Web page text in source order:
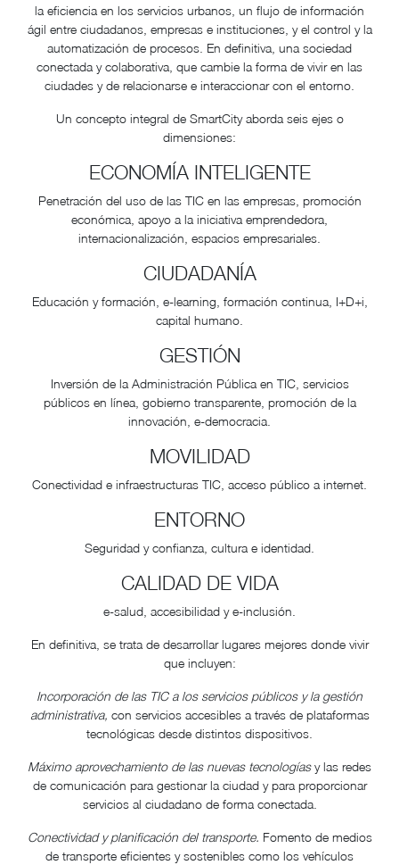
la eficiencia en los servicios urbanos, un flujo de información
ágil entre ciudadanos, empresas e instituciones, y el control y la
automatización de procesos. En definitiva, una sociedad
conectada y colaborativa, que cambie la forma de vivir en las
ciudades y de relacionarse e interaccionar con el entorno.
Un concepto integral de SmartCity aborda seis ejes o
dimensiones:
ECONOMÍA INTELIGENTE
Penetración del uso de las TIC en las empresas, promoción
económica, apoyo a la iniciativa emprendedora,
internacionalización, espacios empresariales.
CIUDADANÍA
Educación y formación, e-learning, formación continua, I+D+i,
capital humano.
GESTIÓN
Inversión de la Administración Pública en TIC, servicios
públicos en línea, gobierno transparente, promoción de la
innovación, e-democracia.
MOVILIDAD
Conectividad e infraestructuras TIC, acceso público a internet.
ENTORNO
Seguridad y confianza, cultura e identidad.
CALIDAD DE VIDA
e-salud, accesibilidad y e-inclusión.
En definitiva, se trata de desarrollar lugares mejores donde vivir
que incluyen:
Incorporación de las TIC a los servicios públicos y la gestión
administrativa, con servicios accesibles a través de plataformas
tecnológicas desde distintos dispositivos.
Máximo aprovechamiento de las nuevas tecnologíasy las redes
de comunicación para gestionar la ciudad y para proporcionar
servicios al ciudadano de forma conectada.
Conectividad y planificación del transporte. Fomento de medios
de transporte eficientes y sostenibles como los vehículos